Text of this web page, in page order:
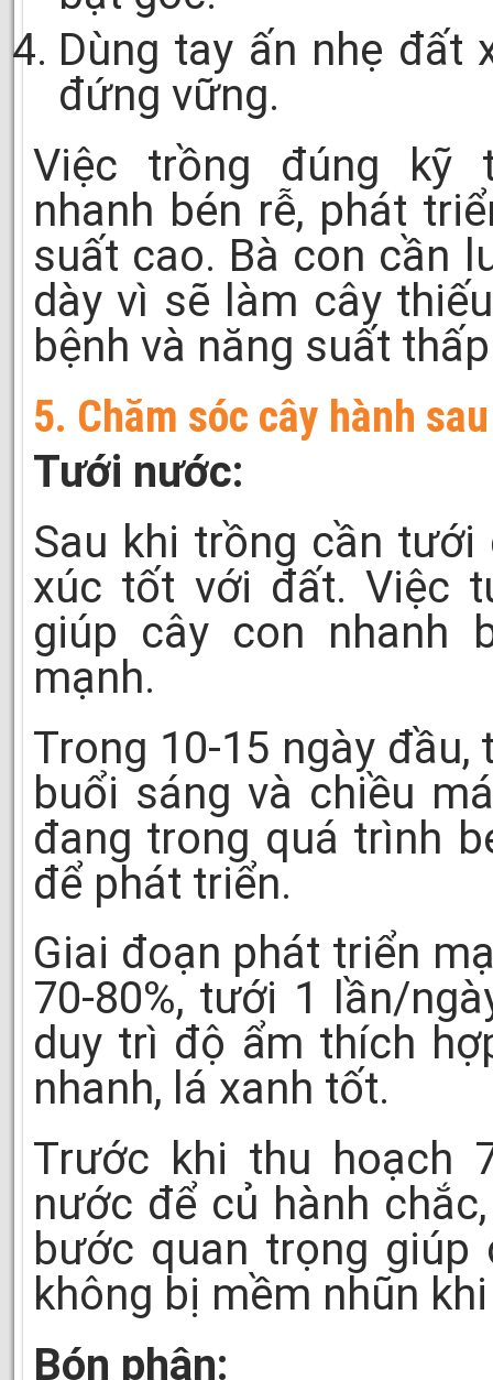
Dùng tay ấn nhẹ đất
đứng vững.
Việc trồng đúng kỹ
nhanh bén rễ, phát
suất cao. Bà con cần
dày vì sẽ làm cây
bệnh và năng suất
5. Chăm sóc cây hành
Tưới nước:
Sau khi trồng cần
xúc tốt với đất. Việc
giúp cây con nhanh
mạnh.
Trong 10-15 ngày
buổi sáng và chiều
đang trong quá trình
để phát triển.
Giai đoạn phát triển
70-80%, tưới 1 lần/
duy trì độ ẩm thích
nhanh, lá xanh tốt.
Trước khi thu hoạch
nước để củ hành
bước quan trọng giúp
không bị mềm nhũn
Bón phân: